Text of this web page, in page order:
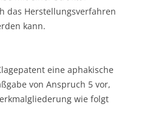
das Herstellungsverfahren
kann.
eine aphakische
von Anspruch 5 vor,
wie folgt